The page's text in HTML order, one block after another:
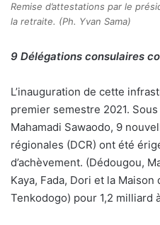
Remise d’attestations par le
la retraite. (Ph. Yvan Sama)
9 Délégations consulaires
L’inauguration de cette
premier semestre 2021.
Mahamadi Sawaodo, 9
régionales (DCR) ont été
d’achèvement. (Dédougou,
Kaya, Fada, Dori et la
Tenkodogo) pour 1,2 milliard